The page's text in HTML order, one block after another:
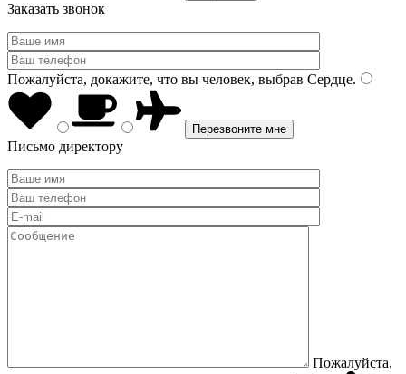
Заказать звонок
Пожалуйста, докажите, что вы человек, выбрав Сердце.
Письмо директору
Пожалуйста,